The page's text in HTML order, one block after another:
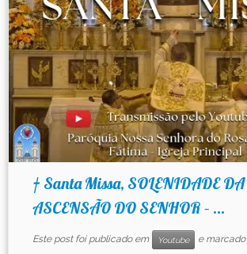
† Santa Missa, SOLENIDADE DA
ASCENSÃO DO SENHOR – ...
Este post foi publicado em Youtube e marcado